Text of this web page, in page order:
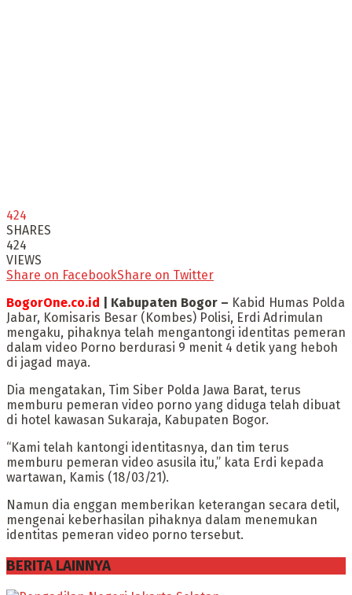
424
SHARES
424
VIEWS
Share on FacebookShare on Twitter
BogorOne.co.id
| Kabupaten Bogor – Kabid Humas Polda
Jabar, Komisaris Besar (Kombes) Polisi, Erdi Adrimulan
mengaku, pihaknya telah mengantongi identitas pemeran
dalam video Porno berdurasi 9 menit 4 detik yang heboh
di jagad maya.
Dia mengatakan, Tim Siber Polda Jawa Barat, terus
memburu pemeran video porno yang diduga telah dibuat
di hotel kawasan Sukaraja, Kabupaten Bogor.
“Kami telah kantongi identitasnya, dan tim terus
memburu pemeran video asusila itu,” kata Erdi kepada
wartawan, Kamis (18/03/21).
Namun dia enggan memberikan keterangan secara detil,
mengenai keberhasilan pihaknya dalam menemukan
identitas pemeran video porno tersebut.
BERITA LAINNYA